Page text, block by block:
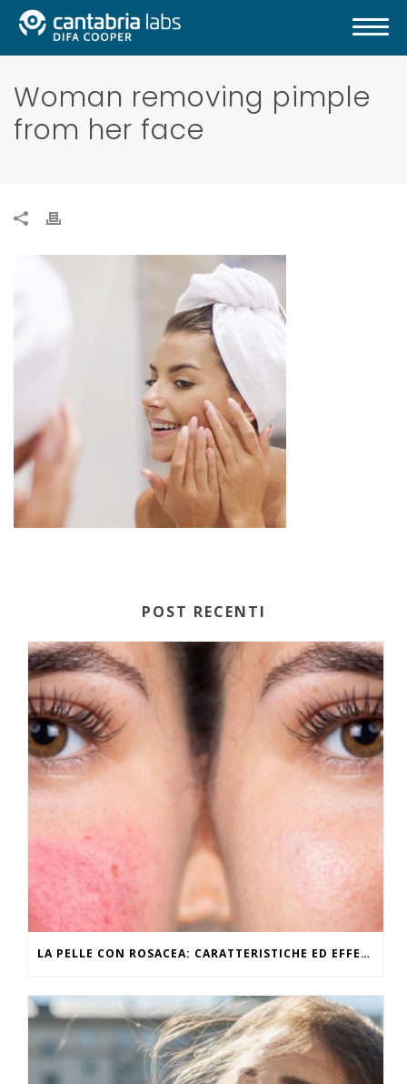
Woman removing pimple
from her face
POST RECENTI
LA PELLE CON ROSACEA: CARATTERISTICHE ED EFFETTI DEL CALDO